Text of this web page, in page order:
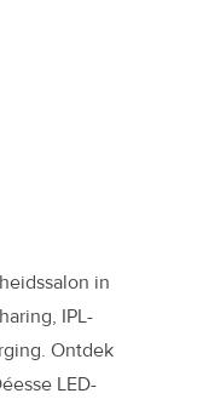
in
IPL-
Ontdek
LED-